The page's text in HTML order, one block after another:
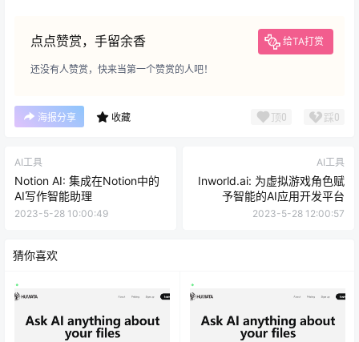
点点赞赏，手留余香 给TA打赏
还没有人赞赏，快来当第一个赞赏的人吧！
海报分享 收藏 顶0 踩0
AI工具
Notion AI: 集成在Notion中的
AI写作智能助理
2023-5-28 10:00:49
AI工具
Inworld.ai: 为虚拟游戏角色赋
予智能的AI应用开发平台
2023-5-28 12:00:57
猜你喜欢